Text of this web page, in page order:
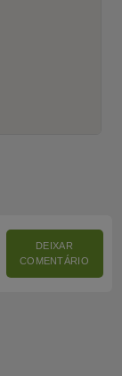
DEIXAR
COMENTÁRIO